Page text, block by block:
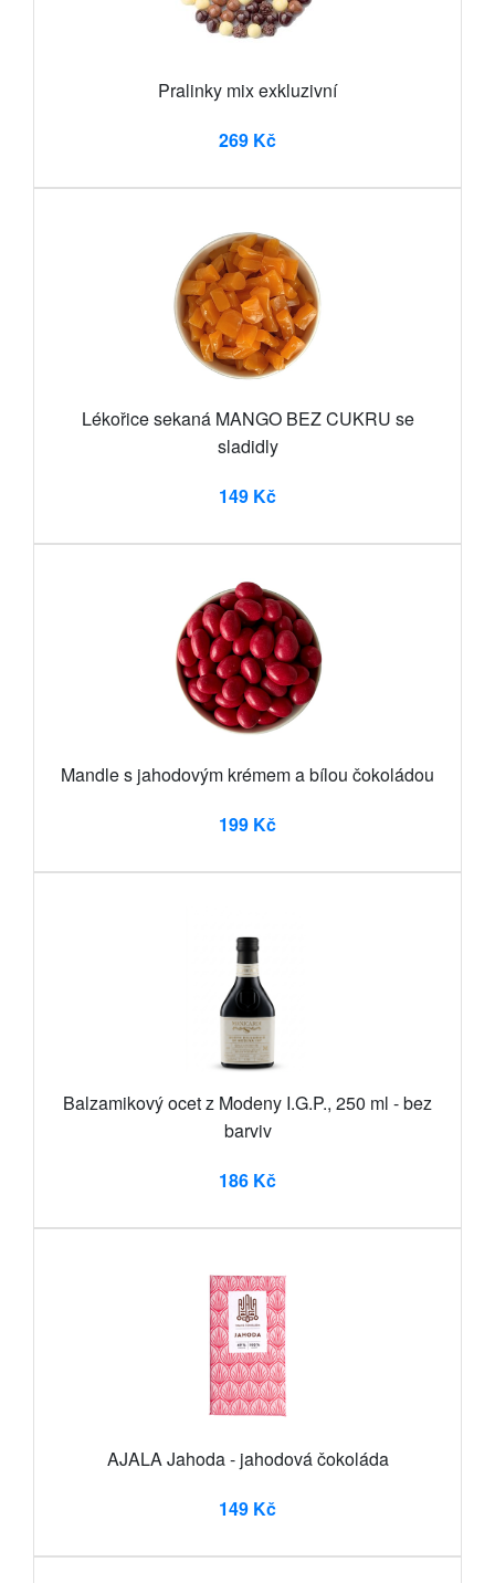
Pralinky mix exkluzivní
269 Kč
Lékořice sekaná MANGO BEZ CUKRU se
sladidly
149 Kč
Mandle s jahodovým krémem a bílou čokoládou
199 Kč
Balzamikový ocet z Modeny I.G.P., 250 ml - bez
barviv
186 Kč
AJALA Jahoda - jahodová čokoláda
149 Kč